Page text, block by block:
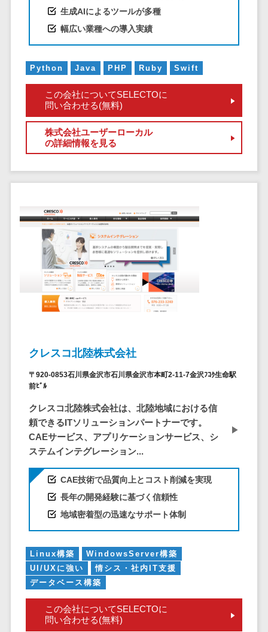
歯科向け電子カルテ>
歯科予約システム>
医薬品在庫管理システム>
電子薬歴システム>
不動産業界向け
不動産管理サービス>
不動産ホームページ制作>
入居者管理アプリ>
用地管理システム>
業界・業種特化型
保険代理店システム>
モバイルオーダーシステム>
ホテル管理システム>
HACCP管理アプリ>
人材紹介システム>
人材派遣管理システム>
校務支援システム>
Web出願システム>
バーチャル試着システム>
農業支援システム>
クラウド基盤
クローニング
データセンタ
クラウドバッ
クアップ
デスクトップ
IT資産管理ツー
ル
SaaS管理ツー
ル
モバイルデバ
イス管理
サーバー・ネ
テム
ツール
（iPaaS）
キッティング
ソーシング
標的型攻撃メ
ィ・脆弱性診断
生成AIによるツールが多種
幅広い業種への導入実績
Python Java PHP Ruby Swift
この会社についてSELECTOに
問い合わせる(無料)
株式会社ユーザーローカル
の詳細情報を見る
クレスコ北陸株式会社
〒920-0853石川県金沢市石川県金沢市本町2-11-7金沢ﾌｺｸ生命駅
前ﾋﾞﾙ
クレスコ北陸株式会社は、北陸地域における信
頼できるITソリューションパートナーです。
CAEサービス、アプリケーションサービス、シ
ステムインテグレーション...
CAE技術で品質向上とコスト削減を実現
長年の開発経験に基づく信頼性
地域密着型の迅速なサポート体制
Linux構築
WindowsServer構築
UI/UXに強い
情シス・社内IT支援
データベース構築
この会社についてSELECTOに
問い合わせる(無料)